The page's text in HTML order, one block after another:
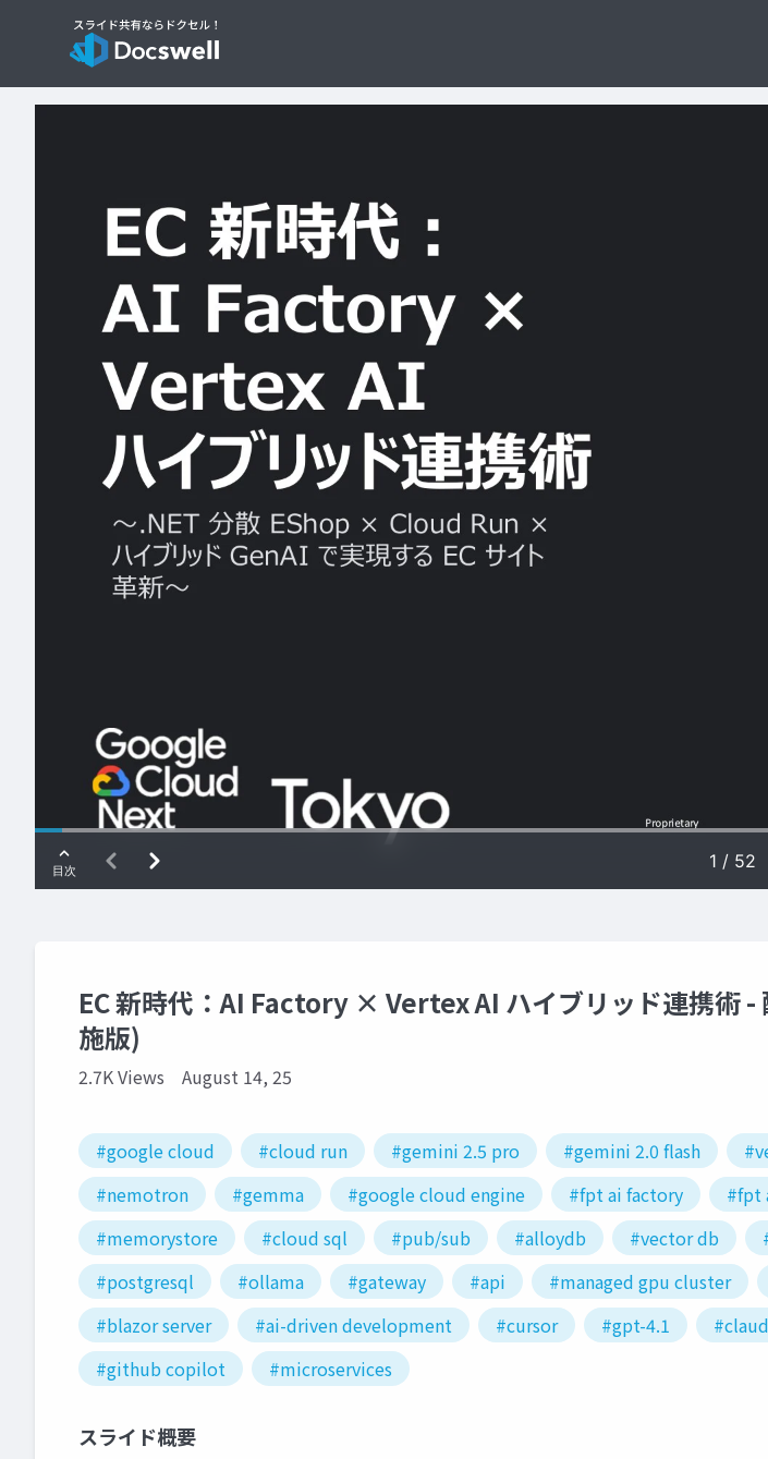
EC 新時代：AI Factory × Vertex AI ハイブリッド連携術 -
施版)
2.7K Views August 14, 25
#google cloud #cloud run #gemini 2.5 pro #gemini 2.0 flash
#nemotron
#gemma #google cloud engine #fpt ai factory
#fpt
#memorystore
#cloud sql #pub/sub #alloydb #vector db
#postgresql
#ollama #gateway #api #managed gpu cluster
#blazor server
#ai-driven development #cursor #gpt-4.1
#github copilot
#microservices
スライド概要